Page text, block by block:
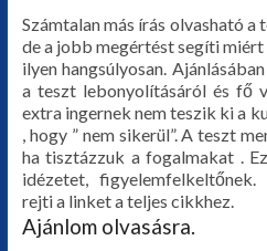
Számtalan más írás olvasható a
de a jobb megértést segíti
ilyen hangsúlyosan.
a teszt lebonyolításáról és fő
extra ingernek nem teszik ki a
, hogy ” nem sikerül”. A teszt
ha tisztázzuk a fogalmakat .
idézetet,
rejti a linket a teljes cikkhez.
Ajánlom olvasásra.